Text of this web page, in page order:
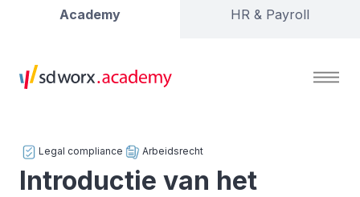
Academy HR & Payroll
Legal compliance Arbeidsrecht
Introductie van het